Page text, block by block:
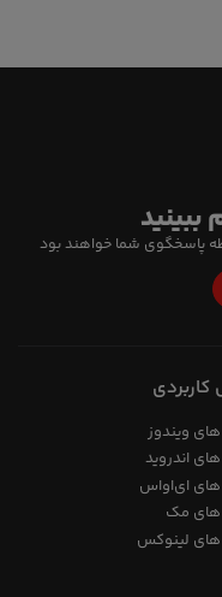
ببینید
پاسخگوی شما خواهند بود
ویندوز
اندروید
ای‌اواس
مک
لینوکس